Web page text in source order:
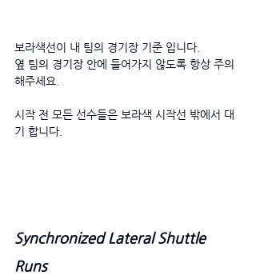
보라색선이 내 팀의 경기장 기준 입니다.
옆 팀의 경기장 안에 들어가지 않도록 항상 주의
해주세요.
시작 전 모든 선수들은 보라색 시작선 밖에서 대
기 합니다.
Synchronized Lateral Shuttle
Runs